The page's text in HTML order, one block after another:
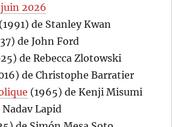
2026
(1991) de Stanley Kwan
de John Ford
de Rebecca Zlotowski
de Christophe Barratier
(1965) de Kenji Misumi
Lapid